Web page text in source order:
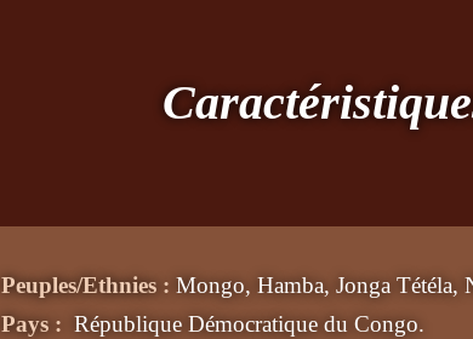
Peuples/Ethnies : Mongo, Hamba, Jonga Tétéla,
Pays : République Démocratique du Congo.